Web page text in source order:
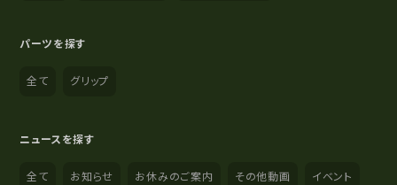
パーツを探す
全て グリップ
ニュースを探す
全て お知らせ お休みのご案内 その他動画 イベント